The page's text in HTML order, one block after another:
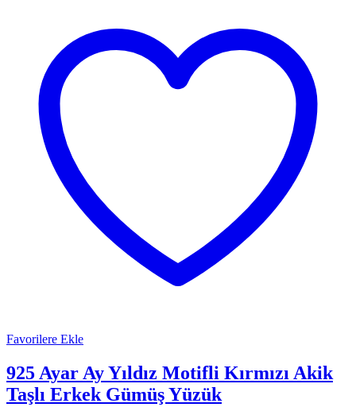
Favorilere Ekle
925 Ayar Ay Yıldız Motifli Kırmızı Akik
Taşlı Erkek Gümüş Yüzük